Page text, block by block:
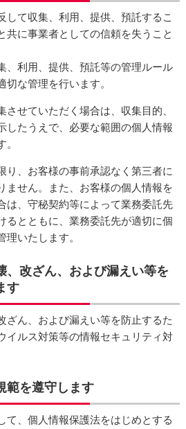
して収集、利用、提供、預託するこ
共に事業者としての信頼を失うこと
、利用、提供、預託等の管理ルール
切な管理を行います。
させていただく場合は、収集目的、
したうえで、必要な範囲の個人情報
り、お客様の事前承認なく第三者に
ません。また、お客様の個人情報を
は、守秘契約等によって業務委託先
るとともに、業務委託先が適切に個
理いたします。
、改ざん、および漏えい等を
す
ざん、および漏えい等を防止するた
イルス対策等の情報セキュリティ対
範を遵守します
て、個人情報保護法をはじめとする